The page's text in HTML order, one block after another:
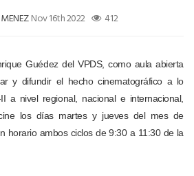
Nov 16th 2022 412
Guédez del VPDS, como aula abierta
y difundir el hecho cinematográfico a lo
a nivel regional, nacional e internacional,
los días martes y jueves del mes de
horario ambos ciclos de 9:30 a 11:30 de la